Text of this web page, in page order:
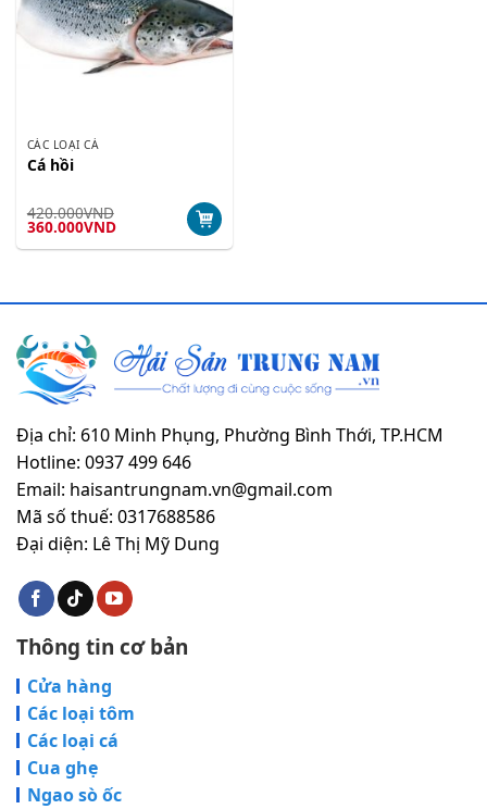
CÁC LOẠI CÁ
Cá hồi
420.000VND
Giá
gốc
là:
360.000VNDGiá
tại
Địa chỉ: 610 Minh Phụng, Phường Bình Thới, TP.HCM
Hotline: 0937 499 646
Email: haisantrungnam.vn@gmail.com
Mã số thuế: 0317688586
Đại diện: Lê Thị Mỹ Dung
Thông tin cơ bản
Cửa hàng
Các loại tôm
Các loại cá
Cua ghẹ
Ngao sò ốc